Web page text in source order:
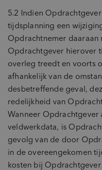
5.2 Indien
tijdsplanning een
Opdrachtnemer daaraan
Opdrachtgever hierover
overleg treedt en voorts
afhankelijk van de
desbetreffende geval,
redelijkheid van
Wanneer
veldwerkdata, is
gevolg van de door
in de overeengekomen
kosten bij